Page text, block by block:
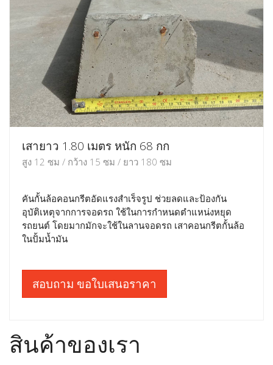
เสายาว 1.80 เมตร หนัก 68 กก
สูง 12 ซม / กว้าง 15 ซม / ยาว 180 ซม
คันกั้นล้อคอนกรีตอัดแรงสำเร็จรูป ช่วยลดและป้องกัน
อุบัติเหตุจากการจอดรถ ใช้ในการกำหนดตำแหน่งหยุด
รถยนต์ โดยมากมักจะใช้ในลานจอดรถ เสาคอนกรีตกั้นล้อ
ในปั้มน้ำมัน
สอบถาม ขอใบเสนอราคา
สินค้าของเรา